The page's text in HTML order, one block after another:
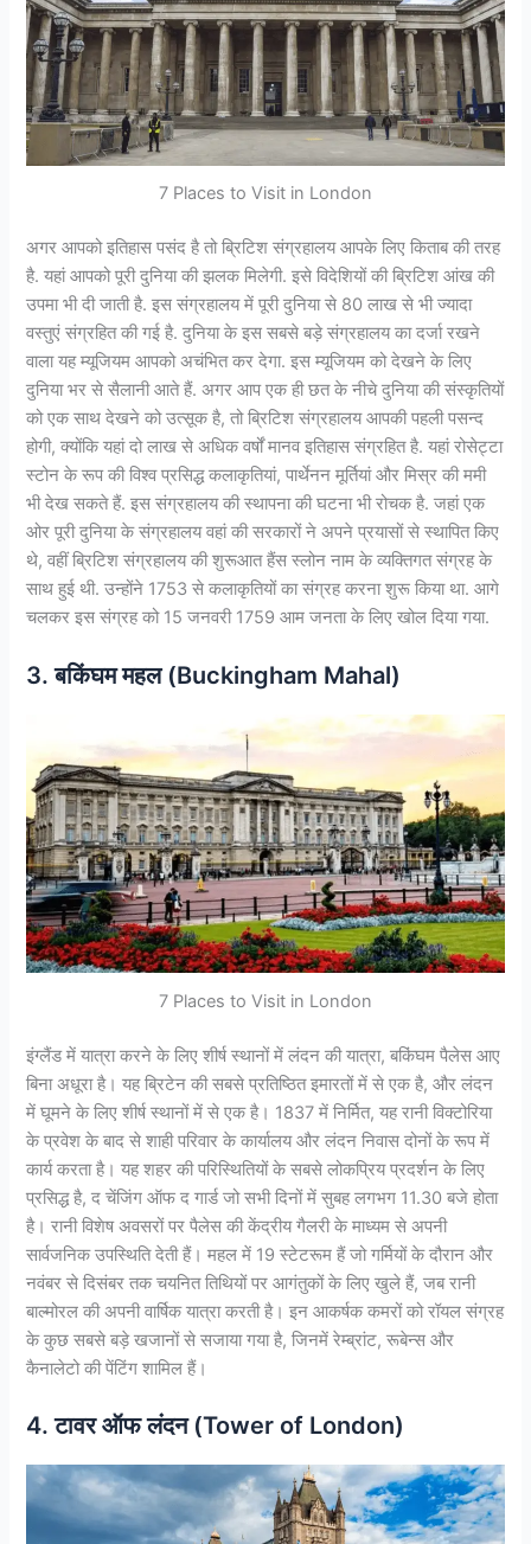
7 Places to Visit in London
अगर आपको इतिहास पसंद है तो ब्रिटिश संग्रहालय आपके लिए किताब की तरह
है. यहां आपको पूरी दुनिया की झलक मिलेगी. इसे विदेशियों की ब्रिटिश आंख की
उपमा भी दी जाती है. इस संग्रहालय में पूरी दुनिया से 80 लाख से भी ज्यादा
वस्तुएं संग्रहित की गई है. दुनिया के इस सबसे बड़े संग्रहालय का दर्जा रखने
वाला यह म्यूजियम आपको अचंभित कर देगा. इस म्यूजियम को देखने के लिए
दुनिया भर से सैलानी आते हैं. अगर आप एक ही छत के नीचे दुनिया की संस्कृतियों
को एक साथ देखने को उत्सूक है, तो ब्रिटिश संग्रहालय आपकी पहली पसन्द
होगी, क्योंकि यहां दो लाख से अधिक वर्षों मानव इतिहास संग्रहित है. यहां रोसेट्टा
स्टोन के रूप की विश्व प्रसिद्ध कलाकृतियां, पार्थेनन मूर्तियां और मिस्र की ममी
भी देख सकते हैं. इस संग्रहालय की स्थापना की घटना भी रोचक है. जहां एक
ओर पूरी दुनिया के संग्रहालय वहां की सरकारों ने अपने प्रयासों से स्थापित किए
थे, वहीं ब्रिटिश संग्रहालय की शुरूआत हैंस स्लोन नाम के व्यक्तिगत संग्रह के
साथ हुई थी. उन्होंने 1753 से कलाकृतियों का संग्रह करना शुरू किया था. आगे
चलकर इस संग्रह को 15 जनवरी 1759 आम जनता के लिए खोल दिया गया.
3. बकिंघम महल (Buckingham Mahal)
7 Places to Visit in London
इंग्लैंड में यात्रा करने के लिए शीर्ष स्थानों में लंदन की यात्रा, बकिंघम पैलेस आए
बिना अधूरा है। यह ब्रिटेन की सबसे प्रतिष्ठित इमारतों में से एक है, और लंदन
में घूमने के लिए शीर्ष स्थानों में से एक है। 1837 में निर्मित, यह रानी विक्टोरिया
के प्रवेश के बाद से शाही परिवार के कार्यालय और लंदन निवास दोनों के रूप में
कार्य करता है। यह शहर की परिस्थितियों के सबसे लोकप्रिय प्रदर्शन के लिए
प्रसिद्ध है, द चेंजिंग ऑफ द गार्ड जो सभी दिनों में सुबह लगभग 11.30 बजे होता
है। रानी विशेष अवसरों पर पैलेस की केंद्रीय गैलरी के माध्यम से अपनी
सार्वजनिक उपस्थिति देती हैं। महल में 19 स्टेटरूम हैं जो गर्मियों के दौरान और
नवंबर से दिसंबर तक चयनित तिथियों पर आगंतुकों के लिए खुले हैं, जब रानी
बाल्मोरल की अपनी वार्षिक यात्रा करती है। इन आकर्षक कमरों को रॉयल संग्रह
के कुछ सबसे बड़े खजानों से सजाया गया है, जिनमें रेम्ब्रांट, रूबेन्स और
कैनालेटो की पेंटिंग शामिल हैं।
4. टावर ऑफ लंदन (Tower of London)